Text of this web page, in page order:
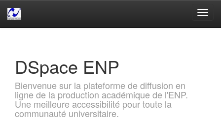
DSpace ENP
Bienvenue sur la plateforme de diffusion en
ligne de la production académique de l'ENP.
Une meilleure accessibilité pour toute la
communauté universitaire.